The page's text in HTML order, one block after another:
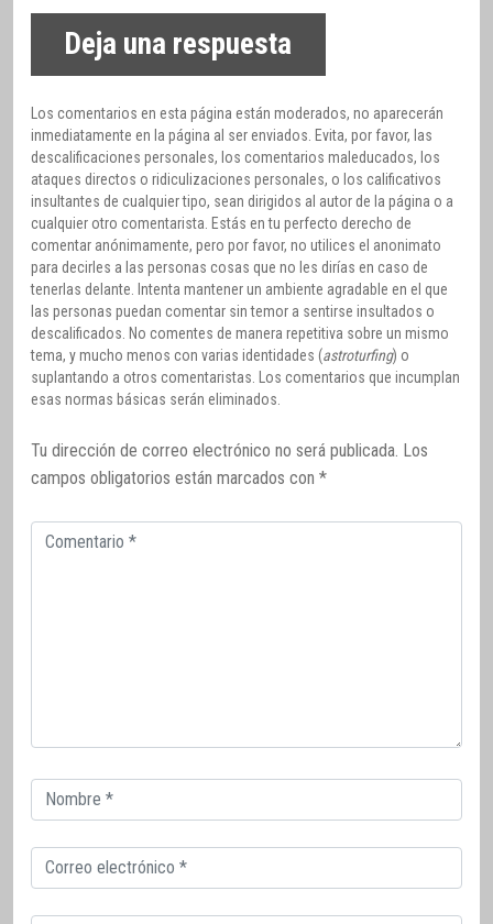
Deja una respuesta
Los comentarios en esta página están moderados, no aparecerán
inmediatamente en la página al ser enviados. Evita, por favor, las
descalificaciones personales, los comentarios maleducados, los
ataques directos o ridiculizaciones personales, o los calificativos
insultantes de cualquier tipo, sean dirigidos al autor de la página o a
cualquier otro comentarista. Estás en tu perfecto derecho de
comentar anónimamente, pero por favor, no utilices el anonimato
para decirles a las personas cosas que no les dirías en caso de
tenerlas delante. Intenta mantener un ambiente agradable en el que
las personas puedan comentar sin temor a sentirse insultados o
descalificados. No comentes de manera repetitiva sobre un mismo
tema, y mucho menos con varias identidades (astroturfing) o
suplantando a otros comentaristas. Los comentarios que incumplan
esas normas básicas serán eliminados.
Tu dirección de correo electrónico no será publicada. Los
campos obligatorios están marcados con *
Comentario
Correo
electrónico
Correo
electrónico